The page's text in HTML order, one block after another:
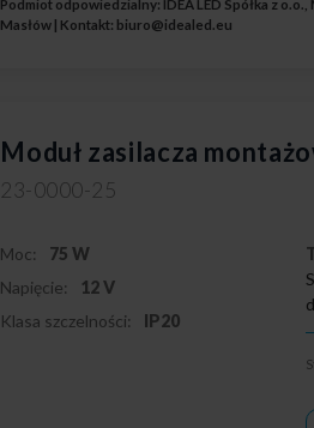
Podmiot odpowiedzialny: IDEA LED Spółka z
Masłów | Kontakt: biuro@idealed.eu
Moduł zasilacza
23-0000-25
Moc:
75 W
Napięcie:
12 V
Klasa szczelności:
IP20